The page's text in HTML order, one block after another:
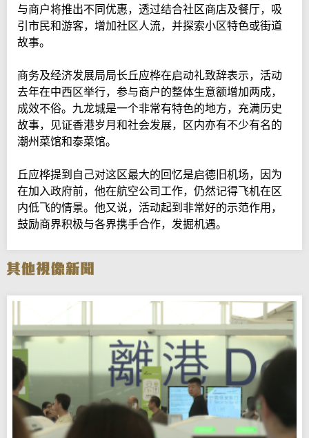
与商户将推出不同优惠，透过结合社区商店及餐厅，吸
引市民和游客，增加社区人流，并探索小区特色或街道
故事。
商务及经济发展局局长丘应桦在启动礼致辞表示，活动
去年在中西区举行，参与商户的整体生意额增加两成，
成效不俗。九龙城是一个非常有特色的地方，充满历史
故事，见证香港岁月和社会发展，区内亦有不少有名的
潮州菜馆和泰菜馆。
丘应桦提到自己对这区最大的回忆是启德旧机场，因为
在加入政府前，他在航空公司工作，仍然记得飞机在区
内低飞的情景。他又说，活动起到非常好的示范作用，
鼓励商界积极与各界携手合作，发掘机遇。